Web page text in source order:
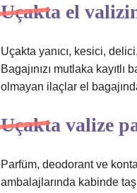
Uçakta el
Uçakta yanıcı, kesici,
Bagajınızı mutlaka
olmayan ilaçlar el
Uçakta valize
Parfüm, deodorant ve
ambalajlarında kabinde